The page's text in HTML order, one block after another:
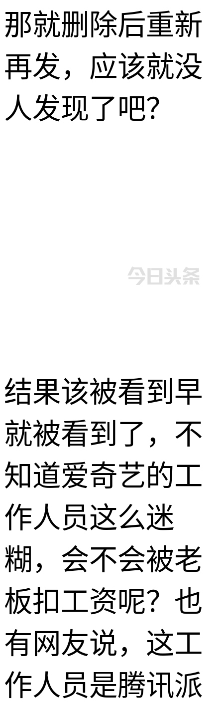
那就删除后重新
再发，应该就没
人发现了吧？
结果该被看到早
就被看到了，不
知道爱奇艺的工
作人员这么迷
糊，会不会被老
板扣工资呢？也
有网友说，这工
作人员是腾讯派